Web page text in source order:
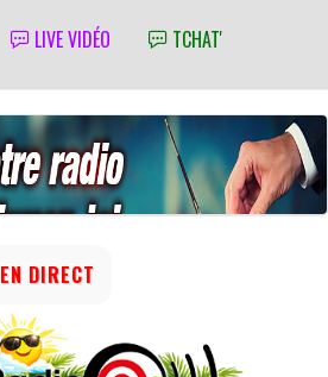
LIVE VIDÉO TCHAT'
EN DIRECT